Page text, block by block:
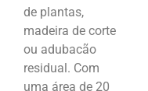
de plantas,
madeira de corte
ou adubacão
residual. Com
uma área de 20